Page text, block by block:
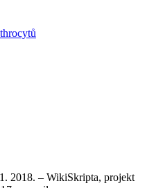
2018. – WikiSkripta, projekt